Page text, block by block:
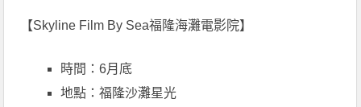
【Skyline Film By Sea福隆海灘電影院】
時間：6月底
地點：福隆沙灘星光